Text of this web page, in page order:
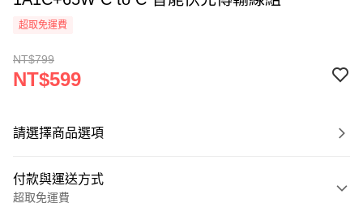
超取免運費
NT$799
NT$599
請選擇商品選項
付款與運送方式
超取免運費